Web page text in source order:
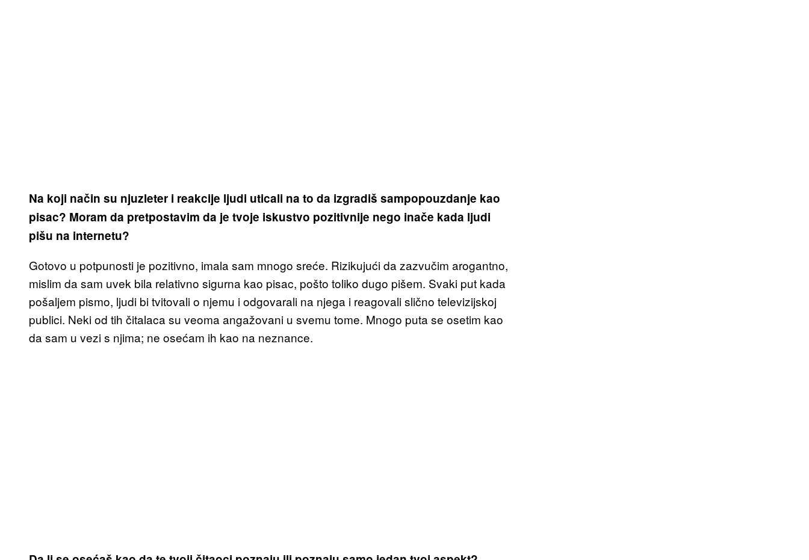
Na koji način su njuzleter i reakcije ljudi uticali na to da izgradiš sampopouzdanje kao
pisac? Moram da pretpostavim da je tvoje iskustvo pozitivnije nego inače kada ljudi
pišu na internetu?
Gotovo u potpunosti je pozitivno, imala sam mnogo sreće. Rizikujući da zazvučim arogantno,
mislim da sam uvek bila relativno sigurna kao pisac, pošto toliko dugo pišem. Svaki put kada
pošaljem pismo, ljudi bi tvitovali o njemu i odgovarali na njega i reagovali slično televizijskoj
publici. Neki od tih čitalaca su veoma angažovani u svemu tome. Mnogo puta se osetim kao
da sam u vezi s njima; ne osećam ih kao na neznance.